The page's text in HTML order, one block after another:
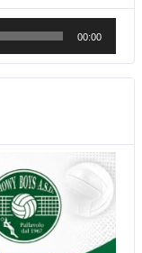
00:00